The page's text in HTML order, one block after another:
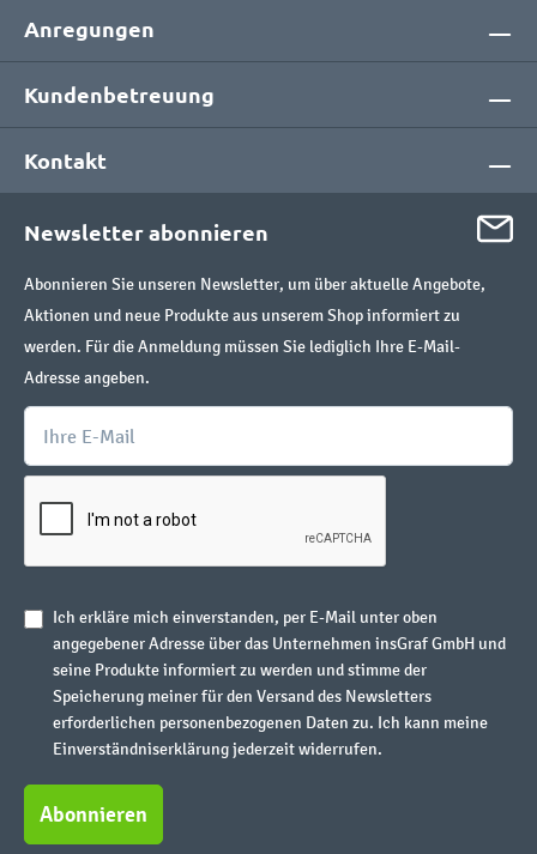
Anregungen
Kundenbetreuung
Kontakt
Newsletter abonnieren
Abonnieren Sie unseren Newsletter, um über aktuelle Angebote,
Aktionen und neue Produkte aus unserem Shop informiert zu
werden. Für die Anmeldung müssen Sie lediglich Ihre E-Mail-
Adresse angeben.
Ich erkläre mich einverstanden, per E-Mail unter oben
angegebener Adresse über das Unternehmen insGraf GmbH und
seine Produkte informiert zu werden und stimme der
Speicherung meiner für den Versand des Newsletters
erforderlichen personenbezogenen Daten zu. Ich kann meine
Einverständniserklärung jederzeit widerrufen.
Abonnieren